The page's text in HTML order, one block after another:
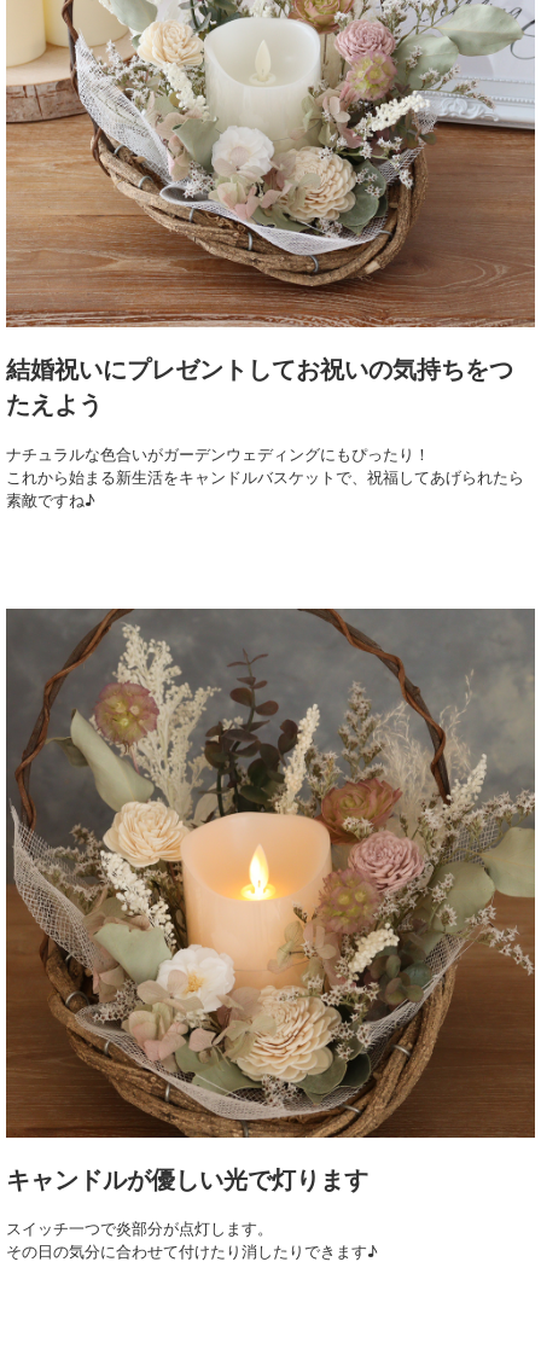
結婚祝いにプレゼントしてお祝いの気持ちをつ
たえよう
ナチュラルな色合いがガーデンウェディングにもぴったり！
これから始まる新生活をキャンドルバスケットで、祝福してあげられたら
素敵ですね♪
キャンドルが優しい光で灯ります
スイッチ一つで炎部分が点灯します。
その日の気分に合わせて付けたり消したりできます♪